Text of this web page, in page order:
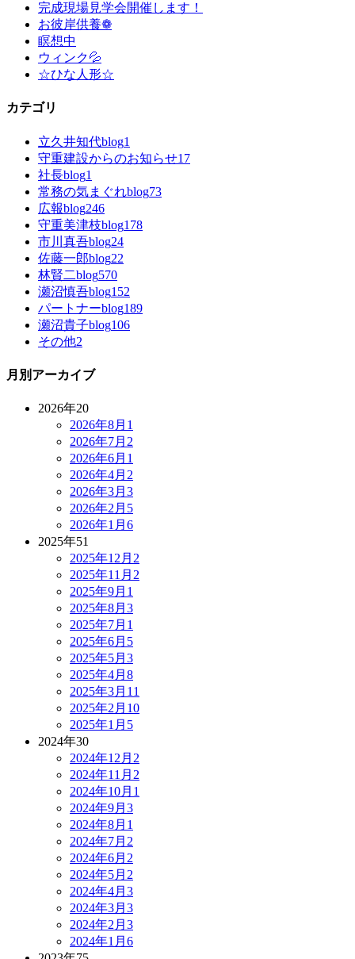
完成現場見学会開催します！
お彼岸供養❁
瞑想中
ウィンク💦
☆ひな人形☆
カテゴリ
立久井知代blog1
守重建設からのお知らせ17
社長blog1
常務の気まぐれblog73
広報blog246
守重美津枝blog178
市川真吾blog24
佐藤一郎blog22
林賢二blog570
瀬沼慎吾blog152
パートナーblog189
瀬沼貴子blog106
その他2
月別アーカイブ
2026年20
2026年8月 1
2026年7月 2
2026年6月 1
2026年4月 2
2026年3月 3
2026年2月 5
2026年1月 6
2025年51
2025年12月 2
2025年11月 2
2025年9月 1
2025年8月 3
2025年7月 1
2025年6月 5
2025年5月 3
2025年4月 8
2025年3月 11
2025年2月 10
2025年1月 5
2024年30
2024年12月 2
2024年11月 2
2024年10月 1
2024年9月 3
2024年8月 1
2024年7月 2
2024年6月 2
2024年5月 2
2024年4月 3
2024年3月 3
2024年2月 3
2024年1月 6